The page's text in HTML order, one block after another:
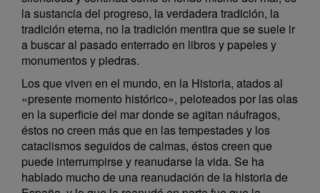
la sustancia del progreso, la verdadera tradición, la
tradición eterna, no la tradición mentira que se suele ir
a buscar al pasado enterrado en libros y papeles y
monumentos y piedras.
Los que viven en el mundo, en la Historia, atados al
«presente momento histórico», peloteados por las olas
en la superficie del mar donde se agitan náufragos,
éstos no creen más que en las tempestades y los
cataclismos seguidos de calmas, éstos creen que
puede interrumpirse y reanudarse la vida. Se ha
hablado mucho de una reanudación de la historia de